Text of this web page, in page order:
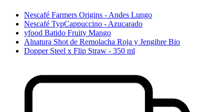
Nescafé Farmers Origins - Andes Lungo
Nescafé TypCappuccino - Azucarado
yfood Batido Fruity Mango
Alnatura Shot de Remolacha Roja y Jengibre Bio
Dopper Steel x Flip Straw - 350 ml